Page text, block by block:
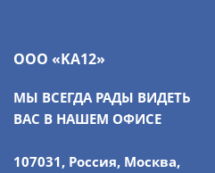
ООО «KA12»
МЫ ВСЕГДА РАДЫ ВИДЕТЬ
ВАС В НАШЕМ ОФИСЕ
107031, Россия, Москва,